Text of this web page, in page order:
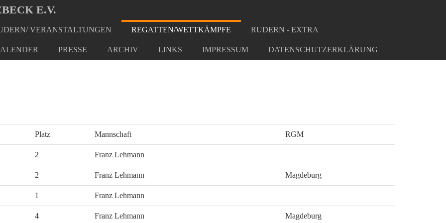
E.V.
VERANSTALTUNGEN REGATTEN/WETTKÄMPFE RUDERN - EXTRA
PRESSE ARCHIV LINKS IMPRESSUM DATENSCHUTZERKLÄRUNG
Platz Mannschaft RGM
2 Franz Lehmann
2 Franz Lehmann Magdeburg
1 Franz Lehmann
4 Franz Lehmann Magdeburg